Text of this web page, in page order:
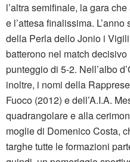
l’altra semifinale, la gara
e l’attesa finalissima.
della Perla dello Jonio i
batterono nel match
punteggio di 5-2. Nell’albo
inoltre, i nomi della
Fuoco (2012) e dell’A.I.A.
quadrangolare e alla
moglie di Domenico Costa,
targhe tutte le formazioni